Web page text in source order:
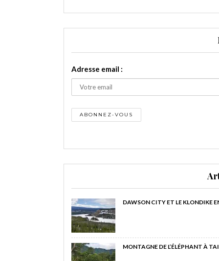
Adresse email :
DAWSON CITY ET LE KLONDIKE
MONTAGNE DE L’ÉLÉPHANT À